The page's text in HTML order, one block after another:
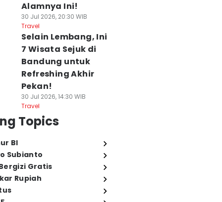
Alamnya Ini!
30 Jul 2026, 20:30 WIB
Travel
Selain Lembang, Ini
7 Wisata Sejuk di
Bandung untuk
Refreshing Akhir
Pekan!
30 Jul 2026, 14:30 WIB
Travel
Topics
BI
Subianto
Gratis
Rupiah